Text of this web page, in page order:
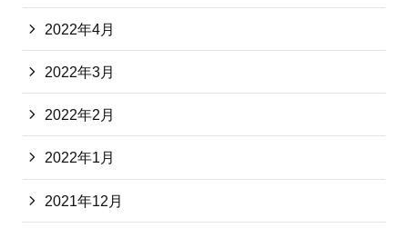
2022年4月
2022年3月
2022年2月
2022年1月
2021年12月